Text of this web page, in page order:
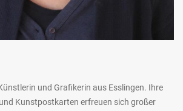
und Grafikerin aus Esslingen. Ihre
Kunstpostkarten erfreuen sich großer